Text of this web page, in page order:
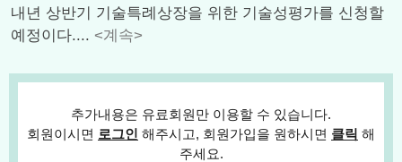
내년 상반기 기술특례상장을 위한 기술성평가를 신청할
예정이다.... <계속>
추가내용은 유료회원만 이용할 수 있습니다.
회원이시면 로그인 해주시고, 회원가입을 원하시면 클릭 해
주세요.